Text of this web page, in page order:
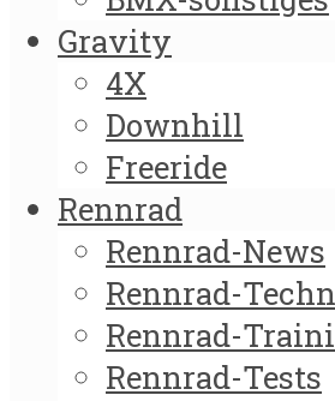
Gravity
4X
Downhill
Freeride
Rennrad
Rennrad-News
Rennrad-
Rennrad-
Rennrad-Tests